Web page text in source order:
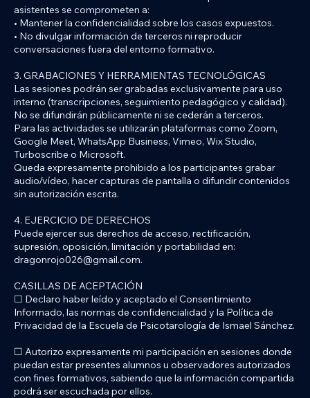
asistentes se comprometen a:
• Mantener la confidencialidad sobre los casos expuestos.
• No divulgar información de terceros ni reproducir
conversaciones fuera del entorno formativo.
3. GRABACIONES Y HERRAMIENTAS TECNOLÓGICAS
Las sesiones podrán ser grabadas exclusivamente para uso
interno (transcripciones, seguimiento pedagógico y calidad).
No se difundirán públicamente ni se cederán a terceros.
Para las actividades se utilizarán plataformas como Zoom,
Google Meet, WhatsApp Business, Vimeo, Wix Studio,
Turboscribe o Microsoft.
Queda expresamente prohibido a los participantes grabar
audio/vídeo, hacer capturas de pantalla o difundir contenidos
sin autorización escrita.
4. EJERCICIO DE DERECHOS
Puede ejercer sus derechos de acceso, rectificación,
supresión, oposición, limitación y portabilidad en:
dragonrojo026@gmail.com.
CASILLAS DE ACEPTACIÓN
☐ Declaro haber leído y aceptado el Consentimiento
Informado, las normas de confidencialidad y la Política de
Privacidad de la Escuela de Psicotarología de Ismael Sánchez.
☐ Autorizo expresamente mi participación en sesiones donde
puedan estar presentes alumnos u observadores autorizados
con fines formativos, sabiendo que la información compartida
podrá ser escuchada por ellos.